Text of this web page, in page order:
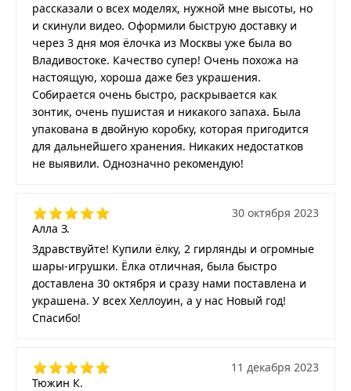
рассказали о всех моделях, нужной мне высоты, но
и скинули видео. Оформили быструю доставку и
через 3 дня моя ёлочка из Москвы уже была во
Владивостоке. Качество супер! Очень похожа на
настоящую, хороша даже без украшения.
Собирается очень быстро, раскрывается как
зонтик, очень пушистая и никакого запаха. Была
упакована в двойную коробку, которая пригодится
для дальнейшего хранения. Никаких недостатков
не выявили. Однозначно рекомендую!
Алла З.
30 октября 2023
Здравствуйте! Купили ёлку, 2 гирлянды и огромные
шары-игрушки. Ёлка отличная, была быстро
доставлена 30 октября и сразу нами поставлена и
украшена. У всех Хеллоуин, а у нас Новый год!
Спасибо!
Тюжин К.
11 декабря 2023